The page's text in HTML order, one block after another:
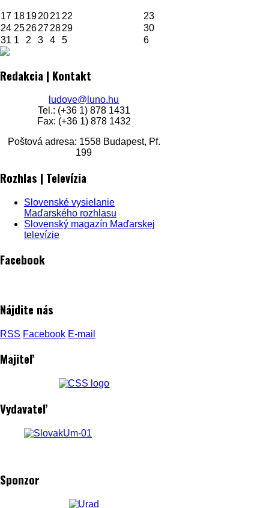
17 18192021 22
23
24 2526272829
30
31 1 2 3 4 5 6
Redakcia | Kontakt
ludove@luno.hu
Tel.: (+36 1) 878 1431
Fax: (+36 1) 878 1432
Poštová adresa: 1558 Budapest, Pf.
199
Rozhlas | Televízia
Slovenské vysielanie
Maďarského rozhlasu
Slovenský magazín Maďarskej
televízie
Facebook
Nájdite nás
RSS Facebook E-mail
Majiteľ
Vydavateľ
Sponzor